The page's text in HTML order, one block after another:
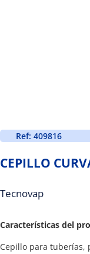
Ref: 409816
CEPILLO
Tecnovap
Características del
Cepillo para tuberías,